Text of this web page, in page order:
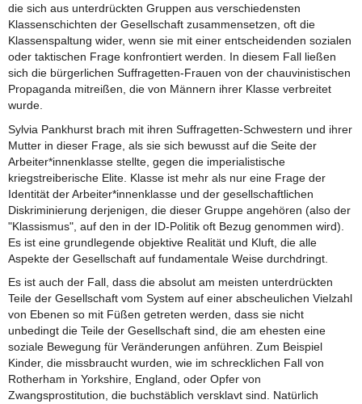
die sich aus unterdrückten Gruppen aus verschiedensten
Klassenschichten der Gesellschaft zusammensetzen, oft die
Klassenspaltung wider, wenn sie mit einer entscheidenden sozialen
oder taktischen Frage konfrontiert werden. In diesem Fall ließen
sich die bürgerlichen Suffragetten-Frauen von der chauvinistischen
Propaganda mitreißen, die von Männern ihrer Klasse verbreitet
wurde.
Sylvia Pankhurst brach mit ihren Suffragetten-Schwestern und ihrer
Mutter in dieser Frage, als sie sich bewusst auf die Seite der
Arbeiter*innenklasse stellte, gegen die imperialistische
kriegstreiberische Elite. Klasse ist mehr als nur eine Frage der
Identität der Arbeiter*innenklasse und der gesellschaftlichen
Diskriminierung derjenigen, die dieser Gruppe angehören (also der
"Klassismus", auf den in der ID-Politik oft Bezug genommen wird).
Es ist eine grundlegende objektive Realität und Kluft, die alle
Aspekte der Gesellschaft auf fundamentale Weise durchdringt.
Es ist auch der Fall, dass die absolut am meisten unterdrückten
Teile der Gesellschaft vom System auf einer abscheulichen Vielzahl
von Ebenen so mit Füßen getreten werden, dass sie nicht
unbedingt die Teile der Gesellschaft sind, die am ehesten eine
soziale Bewegung für Veränderungen anführen. Zum Beispiel
Kinder, die missbraucht wurden, wie im schrecklichen Fall von
Rotherham in Yorkshire, England, oder Opfer von
Zwangsprostitution, die buchstäblich versklavt sind. Natürlich